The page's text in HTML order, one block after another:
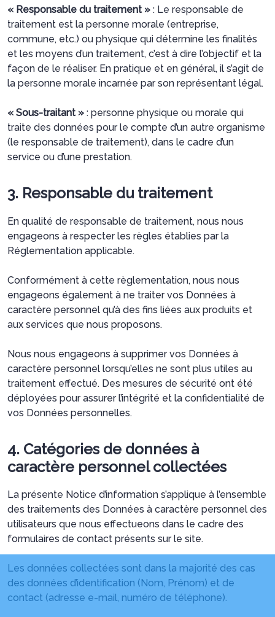
« Responsable du traitement » : Le responsable de
traitement est la personne morale (entreprise,
commune, etc.) ou physique qui détermine les finalités
et les moyens d’un traitement, c’est à dire l’objectif et la
façon de le réaliser. En pratique et en général, il s’agit de
la personne morale incarnée par son représentant légal.
« Sous-traitant » : personne physique ou morale qui
traite des données pour le compte d’un autre organisme
(le responsable de traitement), dans le cadre d’un
service ou d’une prestation.
3. Responsable du traitement
En qualité de responsable de traitement, nous nous
engageons à respecter les règles établies par la
Réglementation applicable.
Conformément à cette règlementation, nous nous
engageons également à ne traiter vos Données à
caractère personnel qu’à des fins liées aux produits et
aux services que nous proposons.
Nous nous engageons à supprimer vos Données à
caractère personnel lorsqu’elles ne sont plus utiles au
traitement effectué. Des mesures de sécurité ont été
déployées pour assurer l’intégrité et la confidentialité de
vos Données personnelles.
4. Catégories de données à
caractère personnel collectées
La présente Notice d’information s’applique à l’ensemble
des traitements des Données à caractère personnel des
utilisateurs que nous effectueons dans le cadre des
formulaires de contact présents sur le site.
Les données collectées sont dans la majorité des cas
des données d’identification (Nom, Prénom) et de
contact (adresse e-mail, numéro de téléphone).